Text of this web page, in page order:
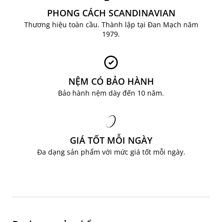
Hotline: 0904 63 60 63
Facebook:JYSK Việt Nam
PHONG CÁCH SCANDINAVIAN
Thương hiệu toàn cầu. Thành lập tại Đan Mạch năm
1979.
NỆM CÓ BẢO HÀNH
Bảo hành nệm dày đến 10 năm.
GIÁ TỐT MỖI NGÀY
Đa dạng sản phẩm với mức giá tốt mỗi ngày.